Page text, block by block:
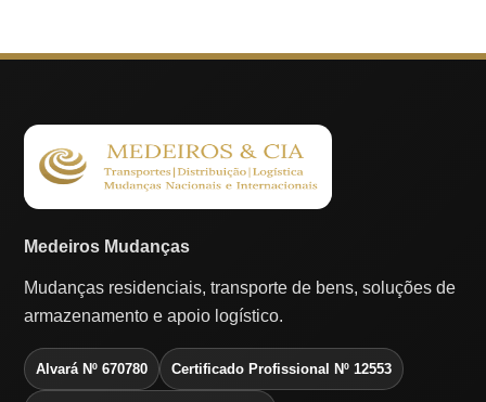
Medeiros Mudanças
Mudanças residenciais, transporte de bens, soluções de
armazenamento e apoio logístico.
Alvará Nº 670780 Certificado Profissional Nº 12553